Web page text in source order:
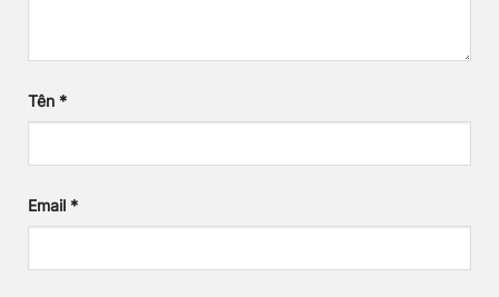
Tên *
Email *